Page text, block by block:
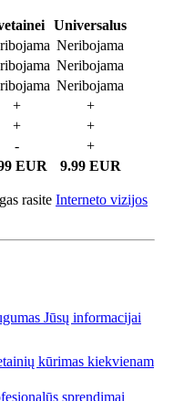
Universalus
Neribojama
Neribojama
Neribojama
+
+
+
+
-
+
EUR 9.99 EUR
rasite Interneto vizijos